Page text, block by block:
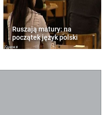
Ruszają matury: na
początek język polski